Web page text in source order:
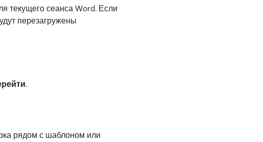
текущего сеанса Word. Если
перезагружены
.
рядом с шаблоном или